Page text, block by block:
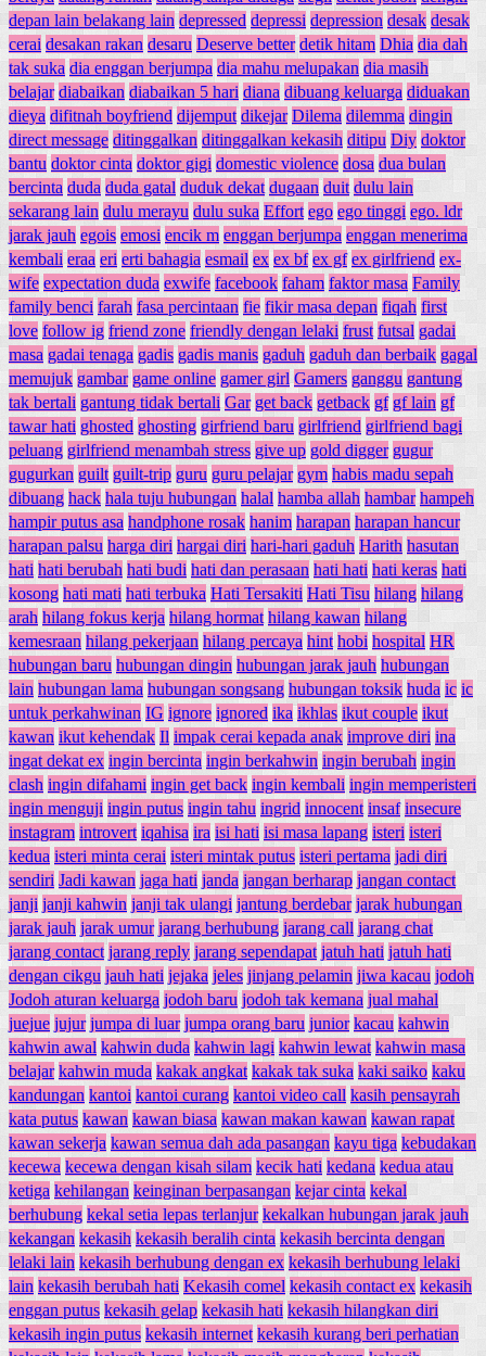
depan lain belakang lain depressed depressi depression desak desak
cerai desakan rakan desaru Deserve better detik hitam Dhia dia dah
tak suka dia enggan berjumpa dia mahu melupakan dia masih
belajar diabaikan diabaikan 5 hari diana dibuang keluarga diduakan
dieya difitnah boyfriend dijemput dikejar Dilema dilemma dingin
direct message ditinggalkan ditinggalkan kekasih ditipu Diy doktor
bantu doktor cinta doktor gigi domestic violence dosa dua bulan
bercinta duda duda gatal duduk dekat dugaan duit dulu lain
sekarang lain dulu merayu dulu suka Effort ego ego tinggi ego. ldr
jarak jauh egois emosi encik m enggan berjumpa enggan menerima
kembali eraa eri erti bahagia esmail ex ex bf ex gf ex girlfriend ex-
wife expectation duda exwife facebook faham faktor masa Family
family benci farah fasa percintaan fie fikir masa depan fiqah first
love follow ig friend zone friendly dengan lelaki frust futsal gadai
masa gadai tenaga gadis gadis manis gaduh gaduh dan berbaik gagal
memujuk gambar game online gamer girl Gamers ganggu gantung
tak bertali gantung tidak bertali Gar get back getback gf gf lain gf
tawar hati ghosted ghosting girfriend baru girlfriend girlfriend bagi
peluang girlfriend menambah stress give up gold digger gugur
gugurkan guilt guilt-trip guru guru pelajar gym habis madu sepah
dibuang hack hala tuju hubungan halal hamba allah hambar hampeh
hampir putus asa handphone rosak hanim harapan harapan hancur
harapan palsu harga diri hargai diri hari-hari gaduh Harith hasutan
hati hati berubah hati budi hati dan perasaan hati hati hati keras hati
kosong hati mati hati terbuka Hati Tersakiti Hati Tisu hilang hilang
arah hilang fokus kerja hilang hormat hilang kawan hilang
kemesraan hilang pekerjaan hilang percaya hint hobi hospital HR
hubungan baru hubungan dingin hubungan jarak jauh hubungan
lain hubungan lama hubungan songsang hubungan toksik huda ic ic
untuk perkahwinan IG ignore ignored ika ikhlas ikut couple ikut
kawan ikut kehendak Il impak cerai kepada anak improve diri ina
ingat dekat ex ingin bercinta ingin berkahwin ingin berubah ingin
clash ingin difahami ingin get back ingin kembali ingin memperisteri
ingin menguji ingin putus ingin tahu ingrid innocent insaf insecure
instagram introvert iqahisa ira isi hati isi masa lapang isteri isteri
kedua isteri minta cerai isteri mintak putus isteri pertama jadi diri
sendiri Jadi kawan jaga hati janda jangan berharap jangan contact
janji janji kahwin janji tak ulangi jantung berdebar jarak hubungan
jarak jauh jarak umur jarang berhubung jarang call jarang chat
jarang contact jarang reply jarang sependapat jatuh hati jatuh hati
dengan cikgu jauh hati jejaka jeles jinjang pelamin jiwa kacau jodoh
Jodoh aturan keluarga jodoh baru jodoh tak kemana jual mahal
juejue jujur jumpa di luar jumpa orang baru junior kacau kahwin
kahwin awal kahwin duda kahwin lagi kahwin lewat kahwin masa
belajar kahwin muda kakak angkat kakak tak suka kaki saiko kaku
kandungan kantoi kantoi curang kantoi video call kasih pensayrah
kata putus kawan kawan biasa kawan makan kawan kawan rapat
kawan sekerja kawan semua dah ada pasangan kayu tiga kebudakan
kecewa kecewa dengan kisah silam kecik hati kedana kedua atau
ketiga kehilangan keinginan berpasangan kejar cinta kekal
berhubung kekal setia lepas terlanjur kekalkan hubungan jarak jauh
kekangan kekasih kekasih beralih cinta kekasih bercinta dengan
lelaki lain kekasih berhubung dengan ex kekasih berhubung lelaki
lain kekasih berubah hati Kekasih comel kekasih contact ex kekasih
enggan putus kekasih gelap kekasih hati kekasih hilangkan diri
kekasih ingin putus kekasih internet kekasih kurang beri perhatian